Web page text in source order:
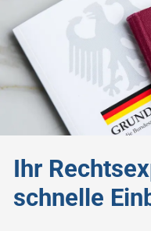
Ihr
schnelle